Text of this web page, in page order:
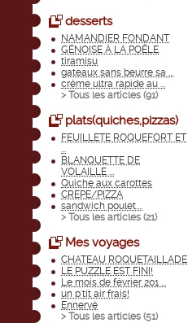
desserts
NAMANDIER FONDANT
GÉNOISE À LA POÊLE
tiramisu
gateaux sans beurre sa ...
créme ultra rapide au ...
> Tous les articles (91)
plats(quiches,pizzas)
FEUILLETE ROQUEFORT ET
...
BLANQUETTE DE
VOLAILLE ...
Quiche aux carottes
CREPE/PIZZA
sandwich poulet....
> Tous les articles (21)
Mes voyages
CHATEAU ROQUETAILLADE
LE PUZZLE EST FINI!
Le mois de février 201 ...
un p'tit air frais!
Ennervé
> Tous les articles (51)